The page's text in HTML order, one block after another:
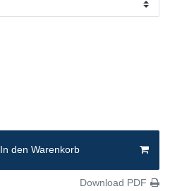
In den Warenkorb
Download PDF